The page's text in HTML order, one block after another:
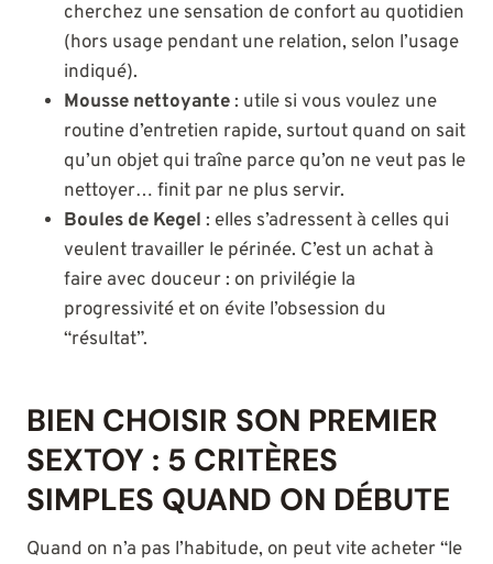
cherchez une sensation de confort au quotidien
(hors usage pendant une relation, selon l’usage
indiqué).
Mousse nettoyante: utile si vous voulez une
routine d’entretien rapide, surtout quand on sait
qu’un objet qui traîne parce qu’on ne veut pas le
nettoyer… finit par ne plus servir.
Boules de Kegel : elles s’adressent à celles qui
veulent travailler le périnée. C’est un achat à
faire avec douceur : on privilégie la
progressivité et on évite l’obsession du
“résultat”.
BIEN CHOISIR SON PREMIER
SEXTOY : 5 CRITÈRES
SIMPLES QUAND ON DÉBUTE
Quand on n’a pas l’habitude, on peut vite acheter “le